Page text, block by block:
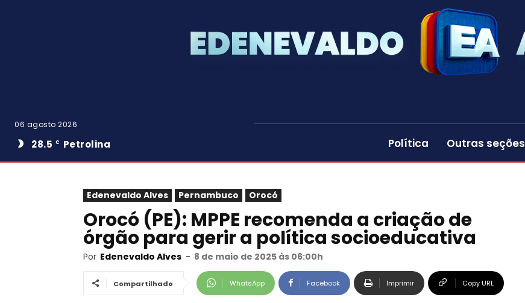
06 agosto 2026
28.5 C Petrolina Política Outras seções
Edenevaldo Alves Pernambuco Orocó
Orocó (PE): MPPE recomenda a criação de
órgão para gerir a política socioeducativa
Por Edenevaldo Alves - 8 de maio de 2025 às 06:00h
Compartilhado WhatsApp Facebook Imprimir Copy URL